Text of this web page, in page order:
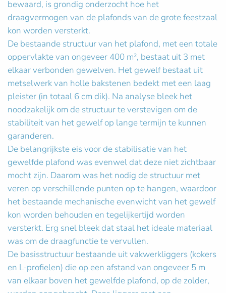
bewaard, is grondig onderzocht hoe het
draagvermogen van de plafonds van de grote feestzaal
kon worden versterkt.
De bestaande structuur van het plafond, met een totale
oppervlakte van ongeveer 400 m², bestaat uit 3 met
elkaar verbonden gewelven. Het gewelf bestaat uit
metselwerk van holle bakstenen bedekt met een laag
pleister (in totaal 6 cm dik). Na analyse bleek het
noodzakelijk om de structuur te verstevigen om de
stabiliteit van het gewelf op lange termijn te kunnen
garanderen.
De belangrijkste eis voor de stabilisatie van het
gewelfde plafond was evenwel dat deze niet zichtbaar
mocht zijn. Daarom was het nodig de structuur met
veren op verschillende punten op te hangen, waardoor
het bestaande mechanische evenwicht van het gewelf
kon worden behouden en tegelijkertijd worden
versterkt. Erg snel bleek dat staal het ideale materiaal
was om de draagfunctie te vervullen.
De basisstructuur bestaande uit vakwerkliggers (kokers
en L-profielen) die op een afstand van ongeveer 5 m
van elkaar boven het gewelfde plafond, op de zolder,